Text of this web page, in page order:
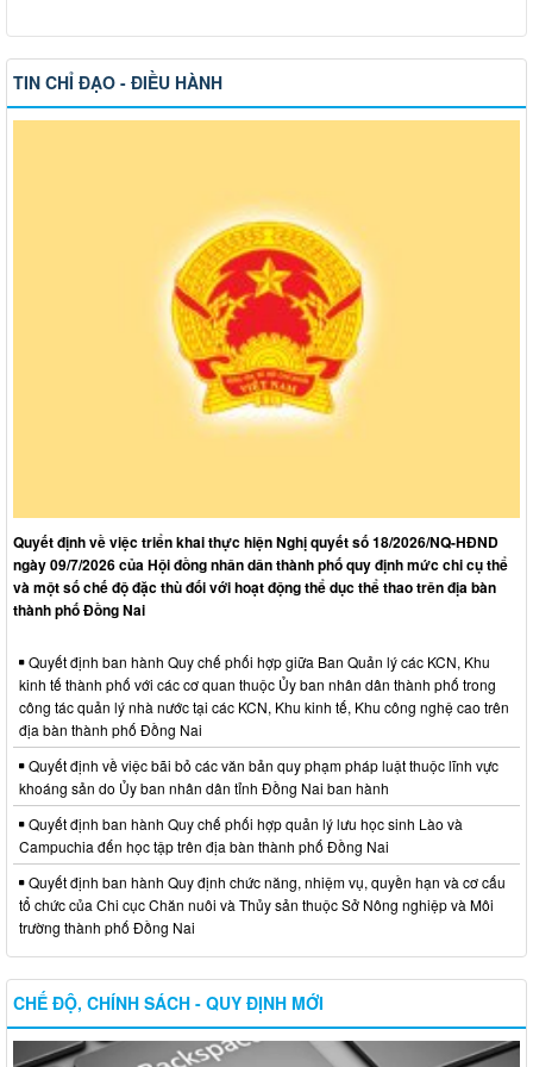
TIN CHỈ ĐẠO - ĐIỀU HÀNH
Quyết định về việc triển khai thực hiện Nghị quyết số 18/2026/NQ-HĐND
ngày 09/7/2026 của Hội đồng nhân dân thành phố quy định mức chi cụ thể
và một số chế độ đặc thù đối với hoạt động thể dục thể thao trên địa bàn
thành phố Đồng Nai
Quyết định ban hành Quy chế phối hợp giữa Ban Quản lý các KCN, Khu
kinh tế thành phố với các cơ quan thuộc Ủy ban nhân dân thành phố trong
công tác quản lý nhà nước tại các KCN, Khu kinh tế, Khu công nghệ cao trên
địa bàn thành phố Đồng Nai
Quyết định về việc bãi bỏ các văn bản quy phạm pháp luật thuộc lĩnh vực
khoáng sản do Ủy ban nhân dân tỉnh Đồng Nai ban hành
Quyết định ban hành Quy chế phối hợp quản lý lưu học sinh Lào và
Campuchia đến học tập trên địa bàn thành phố Đồng Nai
Quyết định ban hành Quy định chức năng, nhiệm vụ, quyền hạn và cơ cấu
tổ chức của Chi cục Chăn nuôi và Thủy sản thuộc Sở Nông nghiệp và Môi
trường thành phố Đồng Nai
CHẾ ĐỘ, CHÍNH SÁCH - QUY ĐỊNH MỚI